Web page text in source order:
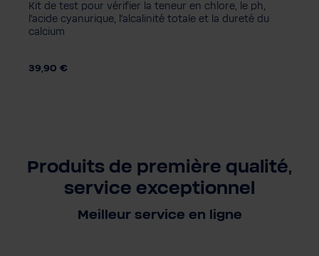
Kit de test pour vérifier la teneur en chlore, le ph,
l'acide cyanurique, l'alcalinité totale et la dureté du
calcium
39,90 €
Produits de première qualité,
service exceptionnel
Meilleur service en ligne